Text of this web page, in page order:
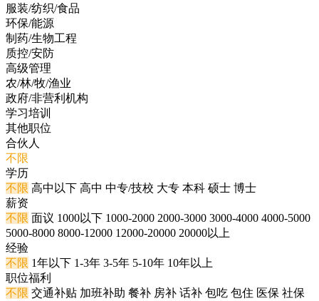
服装/纺织/食品
环保/能源
制药/生物工程
质控/安防
高级管理
农/林/牧/渔业
政府/非营利机构
学习培训
其他职位
合伙人
不限
学历
不限 高中以下 高中 中专/技校 大专 本科 硕士 博士
薪资
不限 面议 1000以下 1000-2000 2000-3000 3000-4000 4000-5000
5000-8000 8000-12000 12000-20000 20000以上
经验
不限 1年以下 1-3年 3-5年 5-10年 10年以上
职位福利
不限 交通补贴 加班补助 餐补 房补 话补 包吃 包住 医保 社保